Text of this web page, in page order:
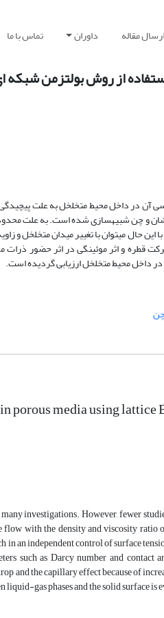
ارسال مقاله داوران تماس با ما
از روش بولتزمن شبکه‏
در داخل محیط متخلخل به علت
شان و چن شبیه‏سازی شده است. به علت
این حال می‏توان با تغییر میدان متخلخل و
حرکت قطره و اثر موئینگی در اثر حضور
داخل محیط متخلخل ارزیابی گردیده است.
porous media using lattice
investigations. However, fewer
with the density and viscosity
an independent control of surface
such as Darcy number and
and the capillary effect because of
gas phases and the solid surface